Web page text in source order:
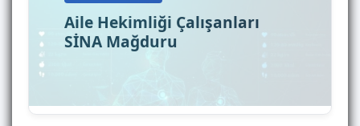
Aile Hekimliği Çalışanları
SİNA Mağduru